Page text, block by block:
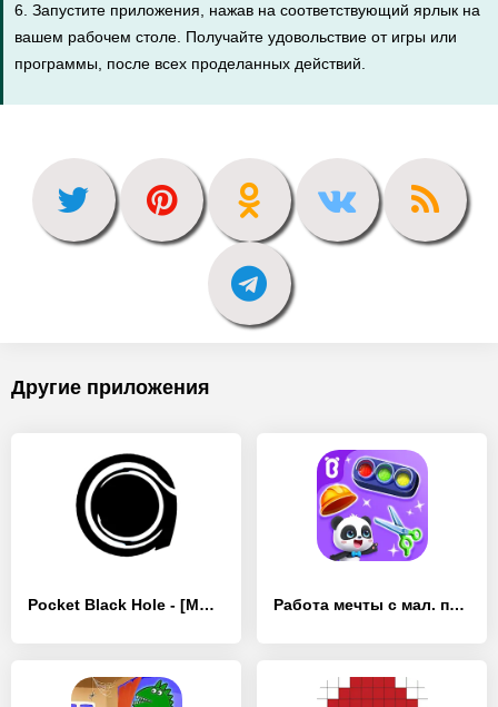
6. Запустите приложения, нажав на соответствующий ярлык на
вашем рабочем столе. Получайте удовольствие от игры или
программы, после всех проделанных действий.
Другие приложения
Pocket Black Hole - [MOD Много денег] Работа мечты с мал. пандой - [MOD Много денег]